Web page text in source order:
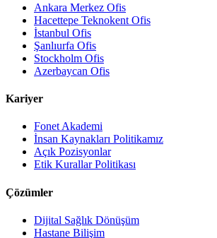
Ankara Merkez Ofis
Hacettepe Teknokent Ofis
İstanbul Ofis
Şanlıurfa Ofis
Stockholm Ofis
Azerbaycan Ofis
Kariyer
Fonet Akademi
İnsan Kaynakları Politikamız
Açık Pozisyonlar
Etik Kurallar Politikası
Çözümler
Dijital Sağlık Dönüşüm
Hastane Bilişim